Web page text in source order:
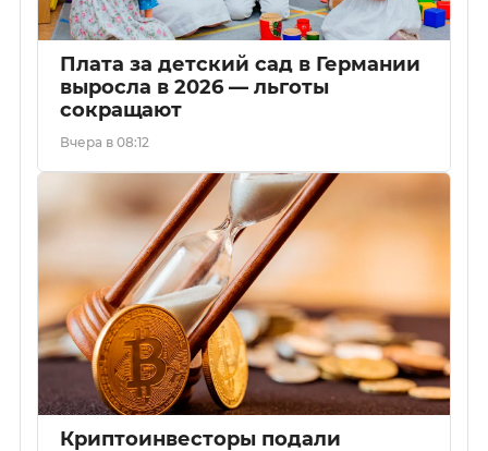
Плата за детский сад в Германии
выросла в 2026 — льготы
сокращают
Вчера в 08:12
Криптоинвесторы подали